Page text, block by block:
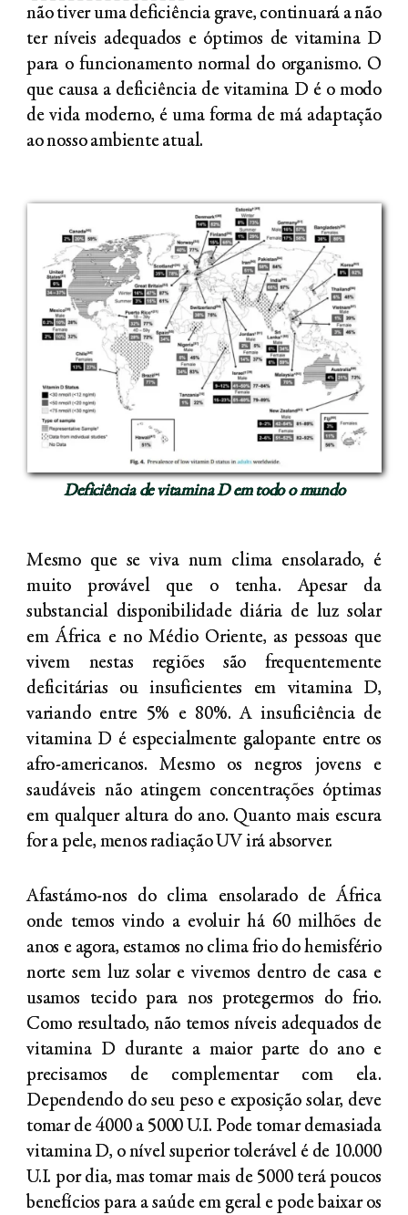
não tiver uma deficiência grave, continuará a não
ter níveis adequados e óptimos de vitamina D
para o funcionamento normal do organismo. O
que causa a deficiência de vitamina D é o modo
de vida moderno, é uma forma de má adaptação
ao nosso ambiente atual.
Deficiência de vitamina D em todo o mundo
Mesmo que se viva num clima ensolarado, é
muito provável que o tenha. Apesar da
substancial disponibilidade diária de luz solar
em África e no Médio Oriente, as pessoas que
vivem nestas regiões são frequentemente
deficitárias ou insuficientes em vitamina D,
variando entre 5% e 80%. A insuficiência de
vitamina D é especialmente galopante entre os
afro-americanos. Mesmo os negros jovens e
saudáveis não atingem concentrações óptimas
em qualquer altura do ano. Quanto mais escura
for a pele, menos radiação UV irá absorver.
Afastámo-nos do clima ensolarado de África
onde temos vindo a evoluir há 60 milhões de
anos e agora, estamos no clima frio do hemisfério
norte sem luz solar e vivemos dentro de casa e
usamos tecido para nos protegermos do frio.
Como resultado, não temos níveis adequados de
vitamina D durante a maior parte do ano e
precisamos de complementar com ela.
Dependendo do seu peso e exposição solar, deve
tomar de 4000 a 5000 U.I. Pode tomar demasiada
vitamina D, o nível superior tolerável é de 10.000
U.I. por dia, mas tomar mais de 5000 terá poucos
benefícios para a saúde em geral e pode baixar os